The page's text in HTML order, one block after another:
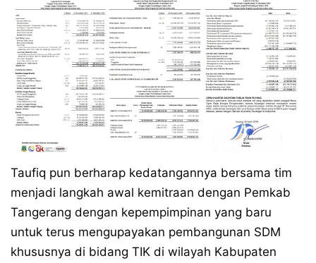
Taufiq pun berharap kedatangannya bersama tim
menjadi langkah awal kemitraan dengan Pemkab
Tangerang dengan kepempimpinan yang baru
untuk terus mengupayakan pembangunan SDM
khususnya di bidang TIK di wilayah Kabupaten